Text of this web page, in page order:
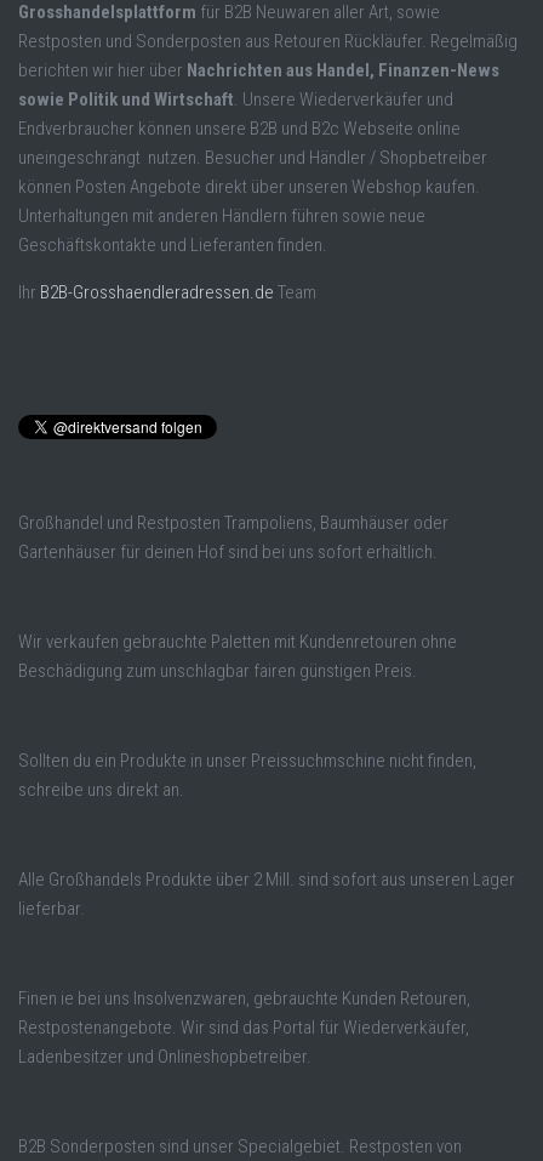
Grosshandelsplattform für B2B Neuwaren aller Art, sowie
Restposten und Sonderposten aus Retouren Rückläufer. Regelmäßig
berichten wir hier über Nachrichten aus Handel, Finanzen-News
sowie Politik und Wirtschaft. Unsere Wiederverkäufer und
Endverbraucher können unsere B2B und B2c Webseite online
uneingeschrängt nutzen. Besucher und Händler / Shopbetreiber
können Posten Angebote direkt über unseren Webshop kaufen.
Unterhaltungen mit anderen Händlern führen sowie neue
Geschäftskontakte und Lieferanten finden.
Ihr B2B-Grosshaendleradressen.de Team
Großhandel und Restposten Trampoliens, Baumhäuser oder
Gartenhäuser für deinen Hof sind bei uns sofort erhältlich.
Wir verkaufen gebrauchte Paletten mit Kundenretouren ohne
Beschädigung zum unschlagbar fairen günstigen Preis.
Sollten du ein Produkte in unser Preissuchmschine nicht finden,
schreibe uns direkt an.
Alle Großhandels Produkte über 2 Mill. sind sofort aus unseren Lager
lieferbar.
Finen ie bei uns Insolvenzwaren, gebrauchte Kunden Retouren,
Restpostenangebote. Wir sind das Portal für Wiederverkäufer,
Ladenbesitzer und Onlineshopbetreiber.
B2B Sonderposten sind unser Specialgebiet. Restposten von